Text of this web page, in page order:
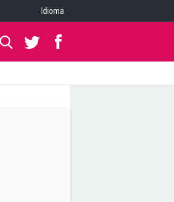
Idioma